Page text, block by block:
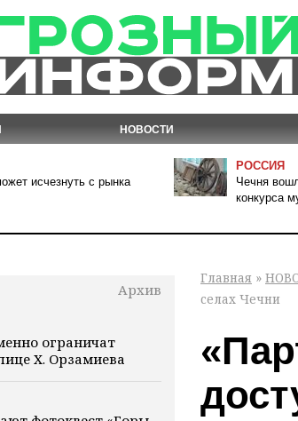
НОВОСТИ
исчезнуть с рынка
РОССИЯ
Чечня
конкурса
Архив
ограничат
Х. Орзамиева
Главная »
селах Чечни